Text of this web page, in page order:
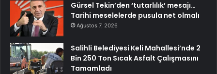
Gürsel Tekin’den ‘tutarlılık’ mesajı…
Tarihi meselelerde pusula net olmalı
Ağustos 7, 2026
Salihli Belediyesi Keli Mahallesi’nde 2
Bin 250 Ton Sıcak Asfalt Çalışmasını
Tamamladı